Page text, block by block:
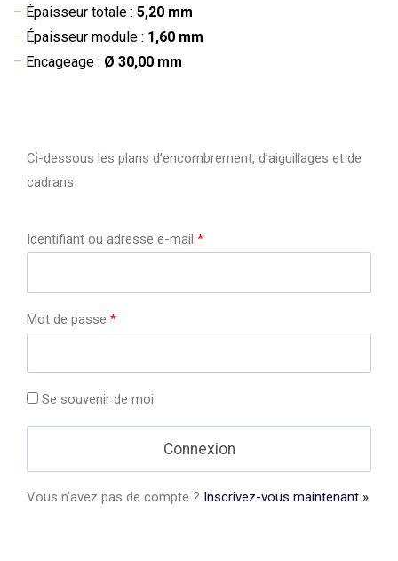
– Épaisseur totale : 5,20 mm
– Épaisseur module : 1,60 mm
– Encageage : Ø 30,00 mm
Ci-dessous les plans d’encombrement, d’aiguillages et de
cadrans
Identifiant ou adresse e-mail *
Mot de passe *
Se souvenir de moi
Vous n’avez pas de compte ? Inscrivez-vous maintenant »